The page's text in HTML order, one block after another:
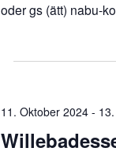
oder gs (ätt) nabu-
11. Oktober 2024 -